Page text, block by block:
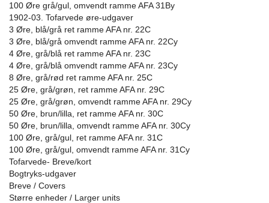
100 Øre grå/gul, omvendt ramme AFA 31By
1902-03. Tofarvede øre-udgaver
3 Øre, blå/grå ret ramme AFA nr. 22C
3 Øre, blå/grå omvendt ramme AFA nr. 22Cy
4 Øre, grå/blå ret ramme AFA nr. 23C
4 Øre, grå/blå omvendt ramme AFA nr. 23Cy
8 Øre, grå/rød ret ramme AFA nr. 25C
25 Øre, grå/grøn, ret ramme AFA nr. 29C
25 Øre, grå/grøn, omvendt ramme AFA nr. 29Cy
50 Øre, brun/lilla, ret ramme AFA nr. 30C
50 Øre, brun/lilla, omvendt ramme AFA nr. 30Cy
100 Øre, grå/gul, ret ramme AFA nr. 31C
100 Øre, grå/gul, omvendt ramme AFA nr. 31Cy
Tofarvede- Breve/kort
Bogtryks-udgaver
Breve / Covers
Større enheder / Larger units